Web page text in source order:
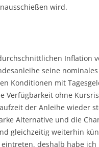
wird.
Inflation
seine
Konditionen mit
Verfügbarkeit ohne
der Anleihe wieder
Alternative und die
gleichzeitig weiterhin
deshalb habe